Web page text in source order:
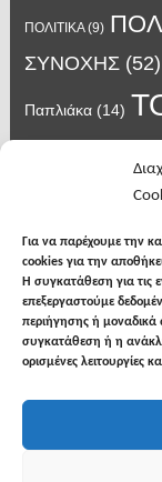
Για να παρέχουμε την
cookies για την
Η συγκατάθεση για τις
επεξεργαστούμε
περιήγησης ή μοναδικά
συγκατάθεση ή η
ορισμένες λειτουργίες
ΠΟΛΙΤΙΚΑ(9)
ΣΥΝΟΧΗΣ(52)
Παπλιάκα(14)
κρούσματα
σπυροπουλος(7)
Copyright ©